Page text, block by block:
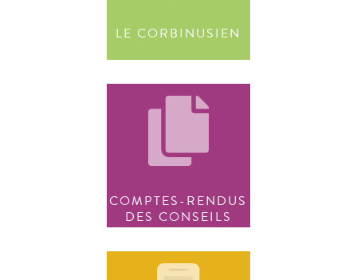
LE CORBINUSIEN
COMPTES-RENDUS
DES CONSEILS